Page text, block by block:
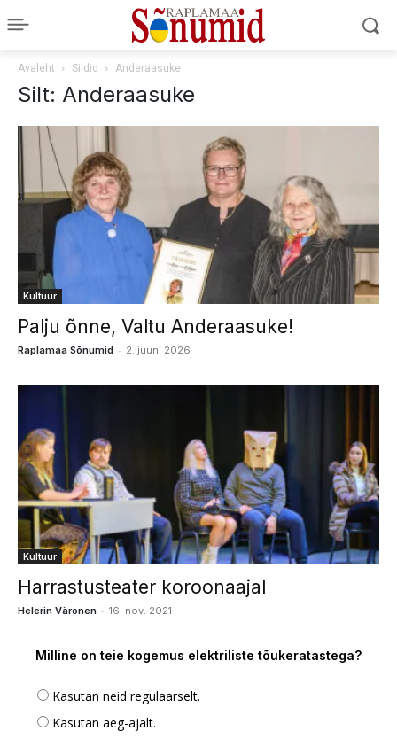
Avaleht Sildid Anderaasuke
Silt: Anderaasuke
Kultuur
Palju õnne, Valtu Anderaasuke!
Raplamaa Sõnumid - 2. juuni 2026
Kultuur
Harrastusteater koroonaajal
Helerin Väronen - 16. nov. 2021
Milline on teie kogemus elektriliste tõukeratastega?
Kasutan neid regulaarselt.
Kasutan aeg-ajalt.